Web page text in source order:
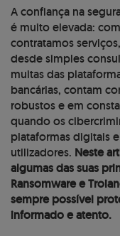
A confiança na
é muito elevada:
contratamos
desde simples
muitas das
bancárias, contam
robustos e em
quando os
plataformas digitais
utilizadores. Neste
algumas das suas
Ransomware e
sempre possível
informado e atento.